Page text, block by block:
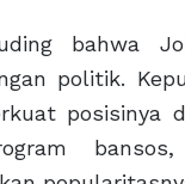
bahwa
politik.
posisinya